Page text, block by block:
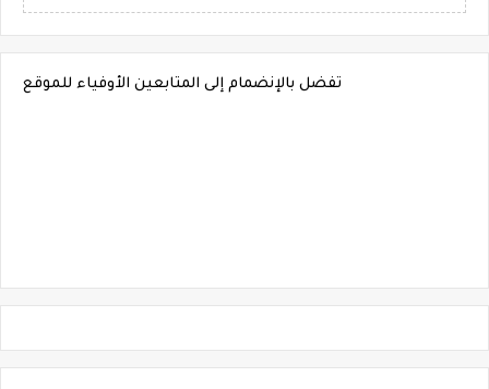
تفضل بالإنضمام إلى المتابعين الأوفياء للموقع